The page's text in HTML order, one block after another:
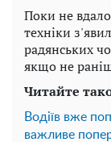
Поки не
техніки
радянських
якщо не
Читайте
Водіїв вже
важливе